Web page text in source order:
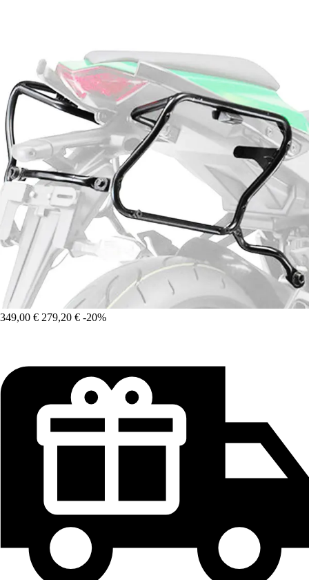
349,00 € 279,20 € -20%